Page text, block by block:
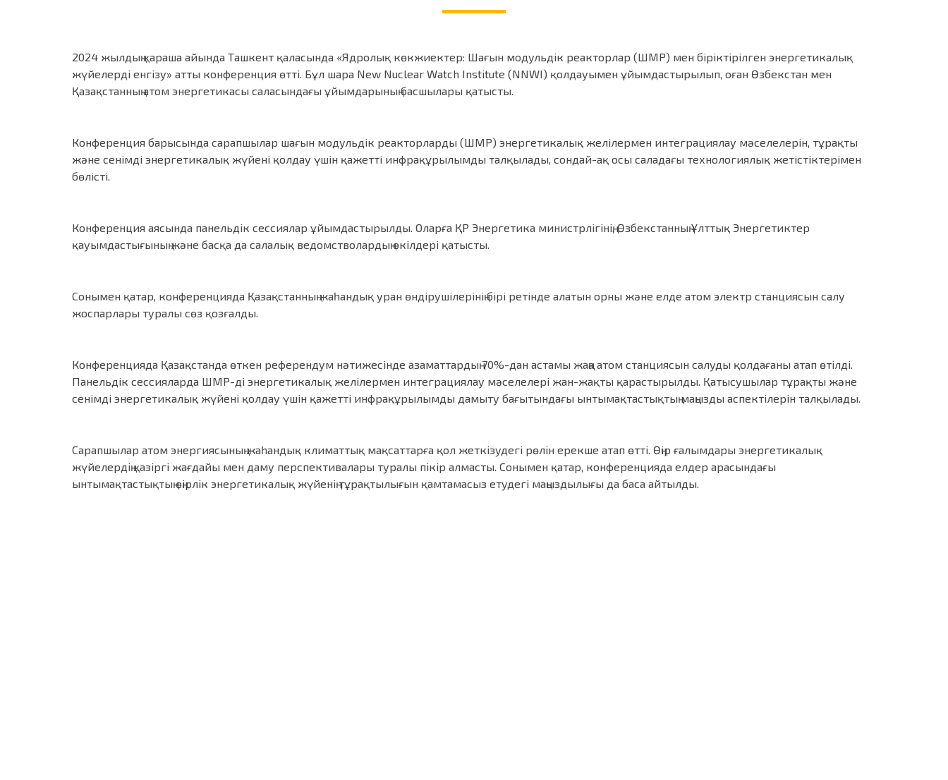
2024 жылдың қараша айында Ташкент қаласында «Ядролық көкжиектер: Шағын модульдік реакторлар (ШМР) мен біріктірілген энергетикалық
жүйелерді енгізу» атты конференция өтті. Бұл шара New Nuclear Watch Institute (NNWI) қолдауымен ұйымдастырылып, оған Өзбекстан мен
Қазақстанның атом энергетикасы саласындағы ұйымдарының басшылары қатысты.
Конференция барысында сарапшылар шағын модульдік реакторларды (ШМР) энергетикалық желілермен интеграциялау мәселелерін, тұрақты
және сенімді энергетикалық жүйені қолдау үшін қажетті инфрақұрылымды талқылады, сондай-ақ осы саладағы технологиялық жетістіктерімен
бөлісті.
Конференция аясында панельдік сессиялар ұйымдастырылды. Оларға ҚР Энергетика министрлігінің, Өзбекстанның Ұлттық Энергетиктер
қауымдастығының және басқа да салалық ведомстволардың өкілдері қатысты.
Сонымен қатар, конференцияда Қазақстанның жаһандық уран өндірушілерінің бірі ретінде алатын орны және елде атом электр станциясын салу
жоспарлары туралы сөз қозғалды.
Конференцияда Қазақстанда өткен референдум нәтижесінде азаматтардың 70%-дан астамы жаңа атом станциясын салуды қолдағаны атап өтілді.
Панельдік сессияларда ШМР-ді энергетикалық желілермен интеграциялау мәселелері жан-жақты қарастырылды. Қатысушылар тұрақты және
сенімді энергетикалық жүйені қолдау үшін қажетті инфрақұрылымды дамыту бағытындағы ынтымақтастықтың маңызды аспектілерін талқылады.
Сарапшылар атом энергиясының жаһандық климаттық мақсаттарға қол жеткізудегі рөлін ерекше атап өтті. Өңір ғалымдары энергетикалық
жүйелердің қазіргі жағдайы мен даму перспективалары туралы пікір алмасты. Сонымен қатар, конференцияда елдер арасындағы
ынтымақтастықтың өңірлік энергетикалық жүйенің тұрақтылығын қамтамасыз етудегі маңыздылығы да баса айтылды.